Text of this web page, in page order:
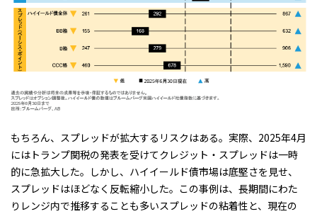
もちろん、スプレッドが拡大するリスクはある。実際、2025年4月
にはトランプ関税の発表を受けてクレジット・スプレッドは一時
的に急拡大した。しかし、ハイイールド債市場は底堅さを見せ、
スプレッドはほどなく反転縮小した。この事例は、長期間にわた
りレンジ内で推移することも多いスプレッドの粘着性と、現在の